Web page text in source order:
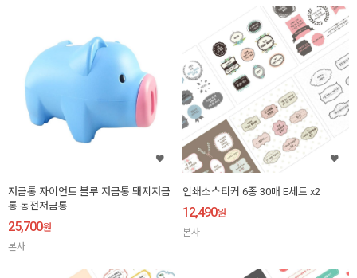
저금통 자이언트 블루 저금통 돼지저금
통 동전저금통
25,700원
본사
인쇄소스티커 6종 30매 E세트 x2
12,490원
본사